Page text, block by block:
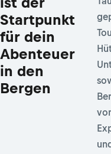
Startpunkt
für dein
Abenteuer
in den
Bergen
und